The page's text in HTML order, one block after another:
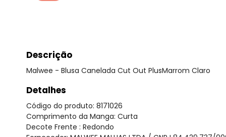
Descrição
Malwee - Blusa Canelada Cut Out PlusMarrom Claro
Detalhes
Código do produto: 8171026
Comprimento da Manga: Curta
Decote Frente : Redondo